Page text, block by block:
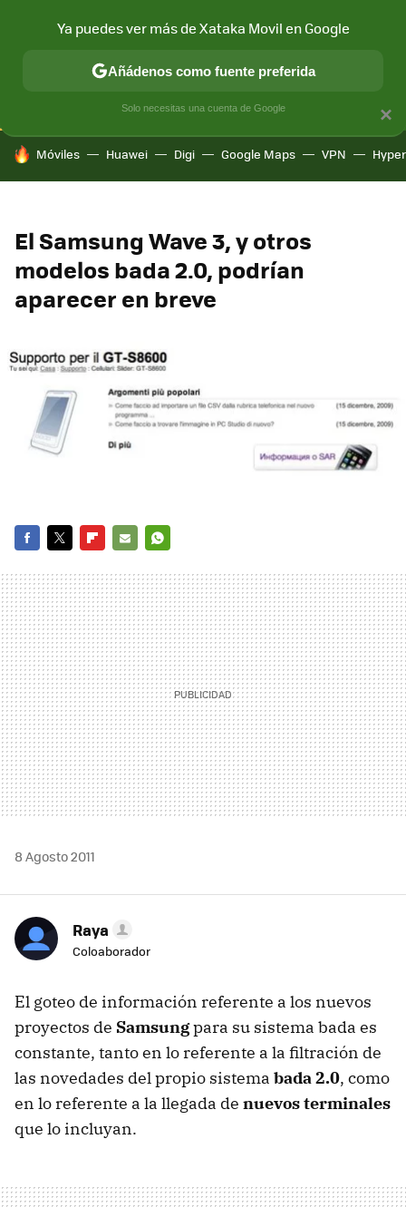
CONECTIVIDAD MÓVIL Y SOCIEDAD APLICACIONES
HOY SE HABLA DE
Móviles Huawei Digi Google Maps VPN
El Samsung Wave 3, y otros
modelos bada 2.0, podrían
aparecer en breve
MAIL
8 Agosto 2011
Raya
Coloaborador
El goteo de información referente a los nuevos
proyectos de Samsungpara su sistema bada es
constante, tanto en lo referente a la filtración de
las novedades del propio sistema bada 2.0, como
en lo referente a la llegada de nuevos terminales
que lo incluyan.
×
Ya puedes ver más de Xataka Movil en Google
Añádenos como fuente preferida
Solo necesitas una cuenta de Google